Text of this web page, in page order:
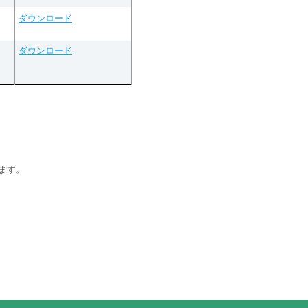
ダウンロード
ダウンロード
す。